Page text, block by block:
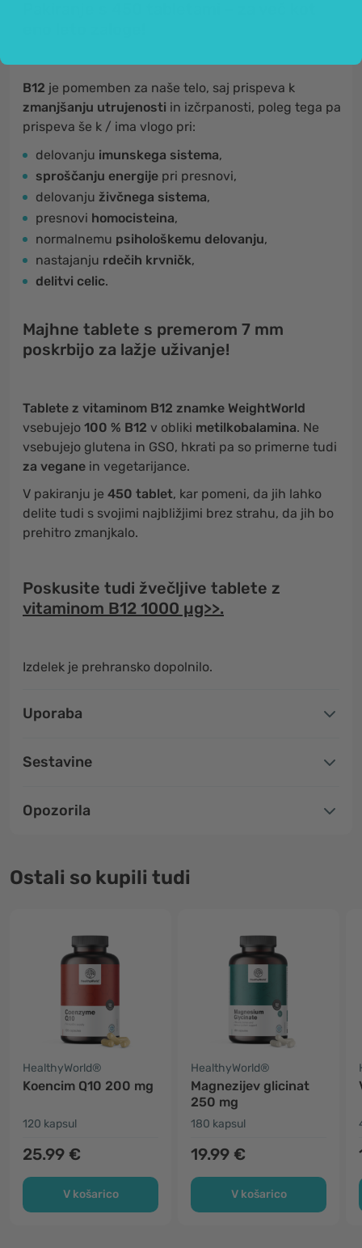
B12 je pomemben za naše telo, saj prispeva k
zmanjšanju utrujenosti in izčrpanosti, poleg tega pa
prispeva še k / ima vlogo pri:
delovanju imunskega sistema,
sproščanju energije pri presnovi,
delovanju živčnega sistema,
presnovi homocisteina,
normalnemu psihološkemu delovanju,
nastajanju rdečih krvničk,
delitvi celic.
Majhne tablete s premerom 7 mm
poskrbijo za lažje uživanje!
Tablete z vitaminom B12 znamke WeightWorld
vsebujejo 100 % B12 v obliki metilkobalamina. Ne
vsebujejo glutena in GSO, hkrati pa so primerne tudi
za vegane in vegetarijance.
V pakiranju je 450 tablet, kar pomeni, da jih lahko
delite tudi s svojimi najbližjimi brez strahu, da jih bo
prehitro zmanjkalo.
Poskusite tudi žvečljive tablete z
vitaminom B12 1000 µg>>.
Izdelek je prehransko dopolnilo.
Uporaba
Sestavine
Opozorila
Ostali so kupili tudi
HealthyWorld®
Koencim Q10 200 mg
120 kapsul
25.99 €
V košarico
HealthyWorld®
Magnezijev glicinat
250 mg
180 kapsul
19.99 €
V košarico